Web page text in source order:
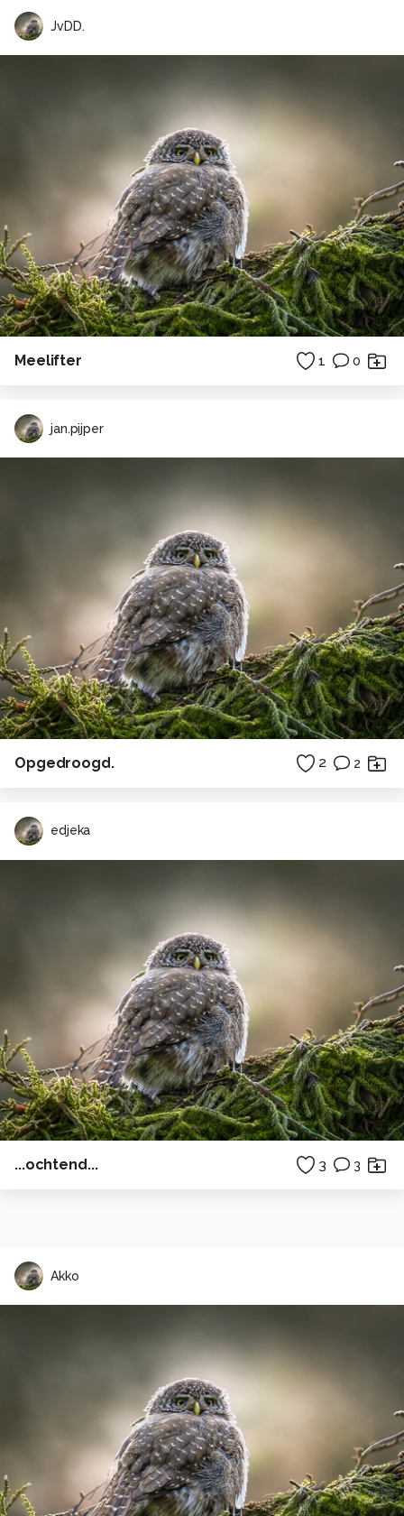
JvDD.
Meelifter 1 0
jan.pijper
Opgedroogd. 2 2
edjeka
...ochtend... 3 3
Akko